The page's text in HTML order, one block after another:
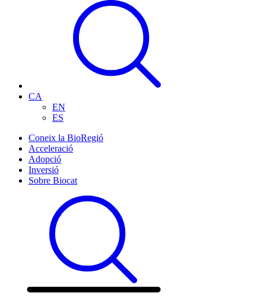
CA
EN
ES
Coneix la BioRegió
Acceleració
Adopció
Inversió
Sobre Biocat